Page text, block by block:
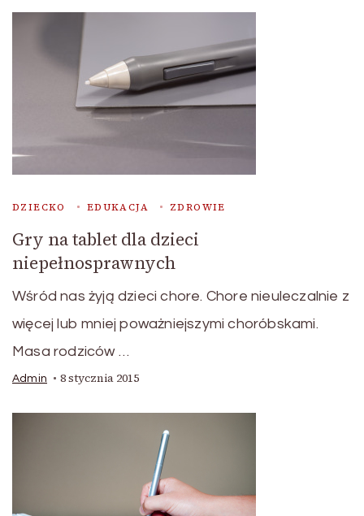
DZIECKO EDUKACJA ZDROWIE
Gry na tablet dla dzieci
niepełnosprawnych
Wśród nas żyją dzieci chore. Chore nieuleczalnie z
więcej lub mniej poważniejszymi choróbskami.
Masa rodziców …
Admin 8 stycznia 2015